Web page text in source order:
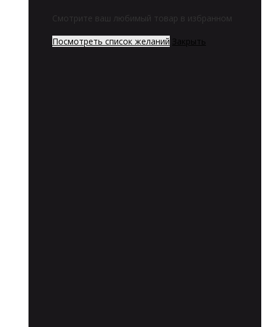
Смотрите ваш любимый товар в избранном
Посмотреть список желаний Закрыть